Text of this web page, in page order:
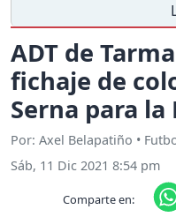
ADT de
fichaje de
Serna para la
Por: Axel Belapatiño •
Sáb, 11 Dic 2021 8:54 pm
Comparte en: